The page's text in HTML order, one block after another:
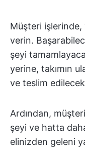
Müşteri
verin.
şeyi
yerine, takımın
ve teslim
Ardından,
şeyi ve hatta
elinizden geleni